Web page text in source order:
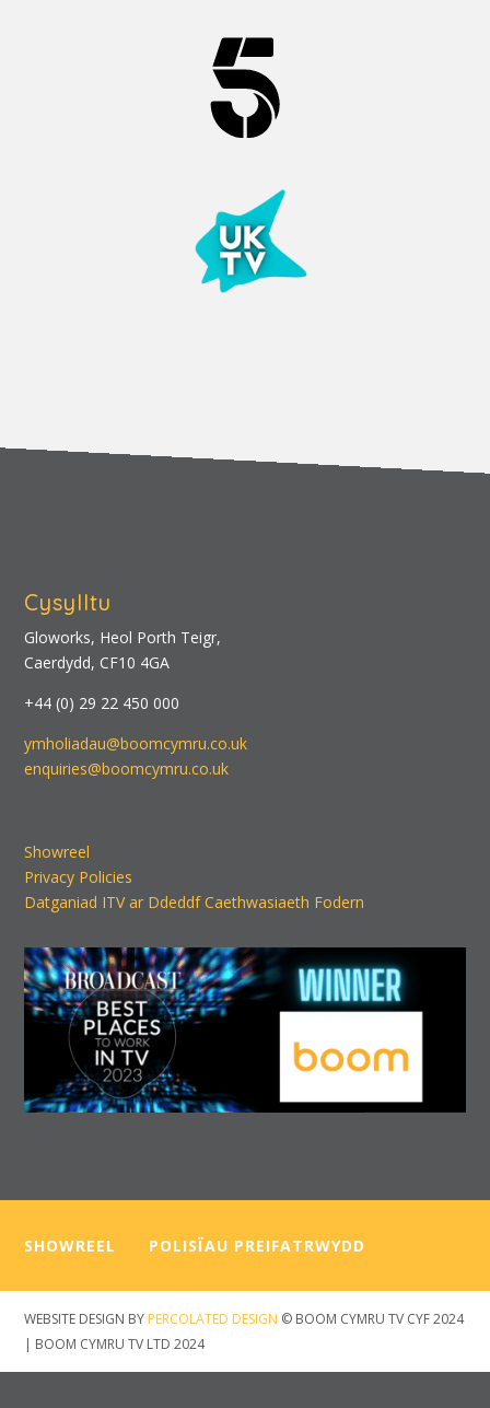
Cysylltu
Gloworks, Heol Porth Teigr,
Caerdydd, CF10 4GA
+44 (0) 29 22 450 000
ymholiadau@boomcymru.co.uk
enquiries@boomcymru.co.uk
Showreel
Privacy Policies
Datganiad ITV ar Ddeddf Caethwasiaeth Fodern
SHOWREEL POLISÏAU PREIFATRWYDD
WEBSITE DESIGN BY PERCOLATED DESIGN © BOOM CYMRU TV CYF 2024
| BOOM CYMRU TV LTD 2024